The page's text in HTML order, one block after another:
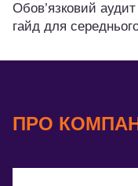
Обов’язковий аудит
гайд для
ПРО